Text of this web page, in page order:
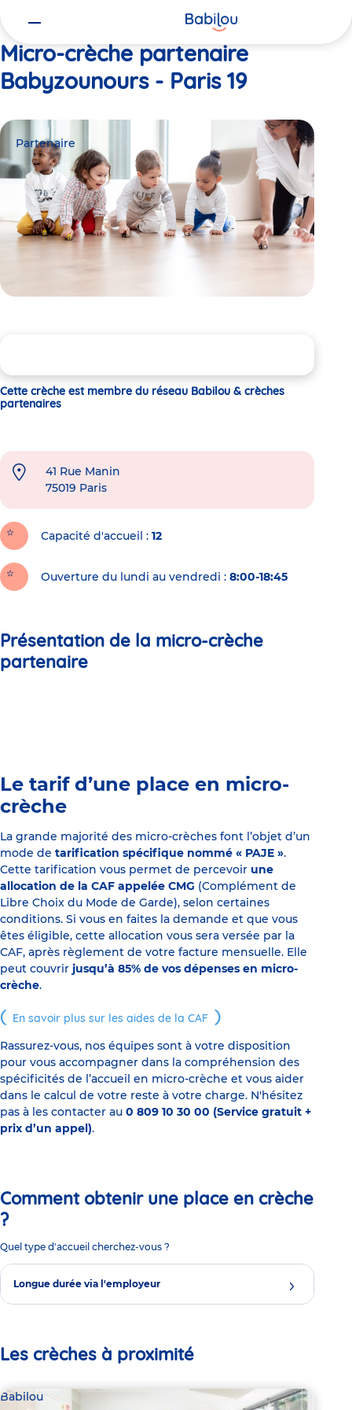
Micro-crèche partenaire
Babyzounours - Paris 19
Partenaire
Cette crèche est membre du réseau Babilou & crèches
partenaires
41 Rue Manin
75019 Paris
Capacité d'accueil 12
Ouverture du lundi au vendredi : 8:00-18:45
Présentation de la micro-crèche
partenaire
Le tarif d’une place en micro-
crèche
La grande majorité des micro-crèches font l’objet d’un
mode de tarification spécifique nommé « PAJE ».
Cette tarification vous permet de percevoir une
allocation de la CAF appelée CMG (Complément de
Libre Choix du Mode de Garde), selon certaines
conditions. Si vous en faites la demande et que vous
êtes éligible, cette allocation vous sera versée par la
CAF, après règlement de votre facture mensuelle. Elle
peut couvrir jusqu’à 85% de vos dépenses en micro-
crèche.
En savoir plus sur les aides de la CAF
Rassurez-vous, nos équipes sont à votre disposition
pour vous accompagner dans la compréhension des
spécificités de l’accueil en micro-crèche et vous aider
dans le calcul de votre reste à votre charge. N'hésitez
pas à les contacter au 0 809 10 30 00 (Service gratuit +
prix d’un appel).
Comment obtenir une place en crèche
?
Quel type d'accueil cherchez-vous ?
Longue durée via l'employeur
Les crèches à proximité
Babilou